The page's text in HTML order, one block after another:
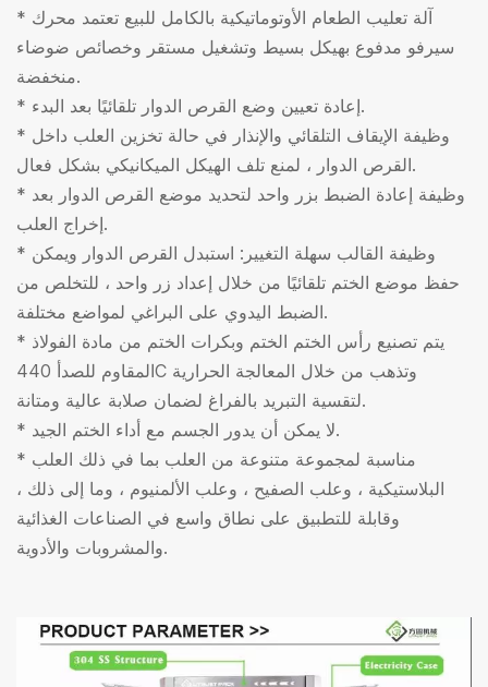
* آلة تعليب الطعام الأوتوماتيكية بالكامل للبيع تعتمد محرك
سيرفو مدفوع بهيكل بسيط وتشغيل مستقر وخصائص ضوضاء
منخفضة.
* إعادة تعيين وضع القرص الدوار تلقائيًا بعد البدء.
* وظيفة الإيقاف التلقائي والإنذار في حالة تخزين العلب داخل
القرص الدوار ، لمنع تلف الهيكل الميكانيكي بشكل فعال.
* وظيفة إعادة الضبط بزر واحد لتحديد موضع القرص الدوار بعد
إخراج العلب.
* وظيفة القالب سهلة التغيير: استبدل القرص الدوار ويمكن
حفظ موضع الختم تلقائيًا من خلال إعداد زر واحد ، للتخلص من
الضبط اليدوي على البراغي لمواضع مختلفة.
* يتم تصنيع رأس الختم الختم وبكرات الختم من مادة الفولاذ
المقاوم للصدأ 440C وتذهب من خلال المعالجة الحرارية
لتقسية التبريد بالفراغ لضمان صلابة عالية ومتانة.
* لا يمكن أن يدور الجسم مع أداء الختم الجيد.
* مناسبة لمجموعة متنوعة من العلب بما في ذلك العلب
البلاستيكية ، وعلب الصفيح ، وعلب الألمنيوم ، وما إلى ذلك ،
وقابلة للتطبيق على نطاق واسع في الصناعات الغذائية
والمشروبات والأدوية.